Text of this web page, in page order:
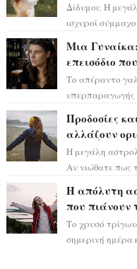
Δίδυμοι: Η
ισχυροί
Μια
επεισόδιο
Το απέραντο
υπερπαραγωγής
Προδοσίες
αλλάζουν
Η μεγάλη
Αν νιώθατε πως
Η απόλυτη
που πιάνουν
Το χρυσό
σημερινή ημέρα